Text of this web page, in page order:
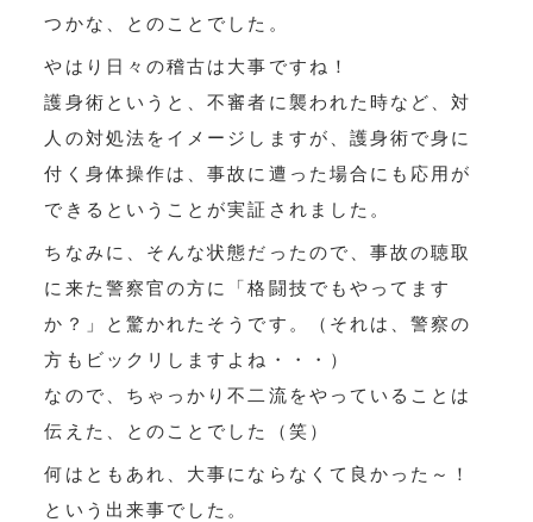
つかな、とのことでした。
やはり日々の稽古は大事ですね！
護身術というと、不審者に襲われた時など、対
人の対処法をイメージしますが、護身術で身に
付く身体操作は、事故に遭った場合にも応用が
できるということが実証されました。
ちなみに、そんな状態だったので、事故の聴取
に来た警察官の方に「格闘技でもやってます
か？」と驚かれたそうです。（それは、警察の
方もビックリしますよね・・・）
なので、ちゃっかり不二流をやっていることは
伝えた、とのことでした（笑）
何はともあれ、大事にならなくて良かった～！
という出来事でした。